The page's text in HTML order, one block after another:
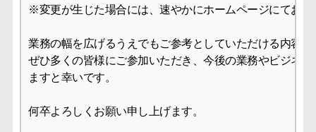
※変更が生じた場合には、速やかにホームページにてお知
業務の幅を広げるうえでもご参考としていただける内容
ぜひ多くの皆様にご参加いただき、今後の業務やビジネ
ますと幸いです。
何卒よろしくお願い申し上げます。